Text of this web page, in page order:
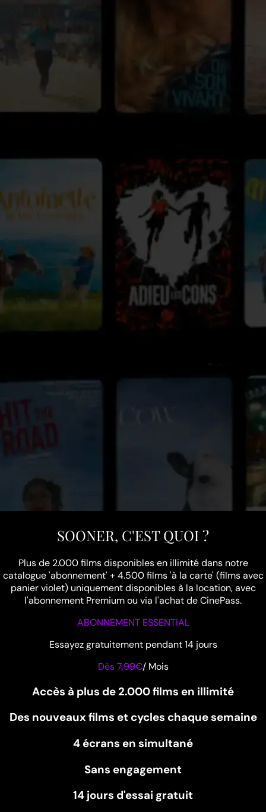
SOONER, C'EST QUOI ?
Plus de 2.000 films disponibles en illimité dans notre
catalogue 'abonnement' + 4.500 films 'à la carte' (films avec
panier violet) uniquement disponibles à la location, avec
l'abonnement Premium ou via l'achat de CinePass.
ABONNEMENT ESSENTIAL
Essayez gratuitement pendant 14 jours
Dès 7,99€/ Mois
Accès à plus de 2.000 films en illimité
Des nouveaux films et cycles chaque semaine
4 écrans en simultané
Sans engagement
14 jours d'essai gratuit